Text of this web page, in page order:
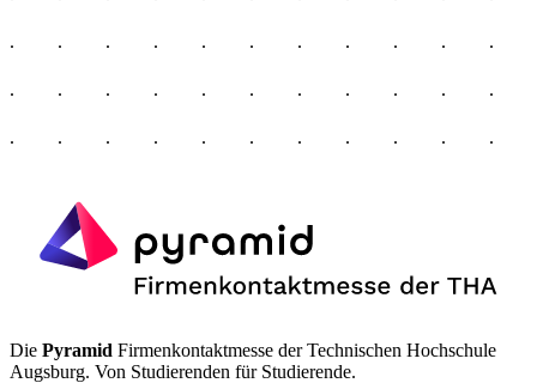
Die Pyramid Firmenkontaktmesse der Technischen Hochschule
Augsburg. Von Studierenden für Studierende.